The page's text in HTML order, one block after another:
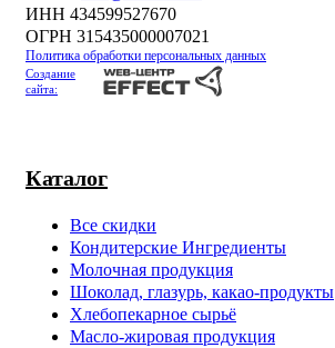
Каталог
Все скидки
Кондитерские Ингредиенты
Молочная продукция
Шоколад, глазурь, какао-продукты
Хлебопекарное сырьё
Масло-жировая продукция
ИНН 434599527670
ОГРН 315435000007021
Политика обработки персональных данных
Создание
сайта: